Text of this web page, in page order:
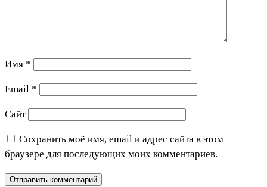
Имя *
Email *
Сайт
Сохранить моё имя, email и адрес сайта в этом
браузере для последующих моих комментариев.